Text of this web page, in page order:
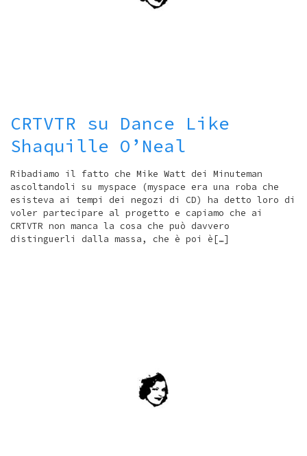
CRTVTR su Dance Like
Shaquille O’Neal
Ribadiamo il fatto che Mike Watt dei Minuteman
ascoltandoli su myspace (myspace era una roba che
esisteva ai tempi dei negozi di CD) ha detto loro di
voler partecipare al progetto e capiamo che ai
CRTVTR non manca la cosa che può davvero
distinguerli dalla massa, che è poi è[…]